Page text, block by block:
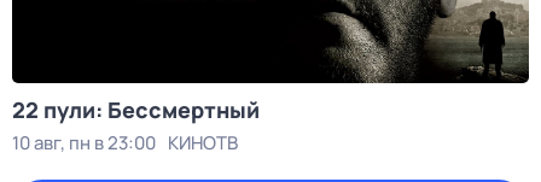
22 пули: Бессмертный
10 авг, пн в 23:00 КИНОТВ